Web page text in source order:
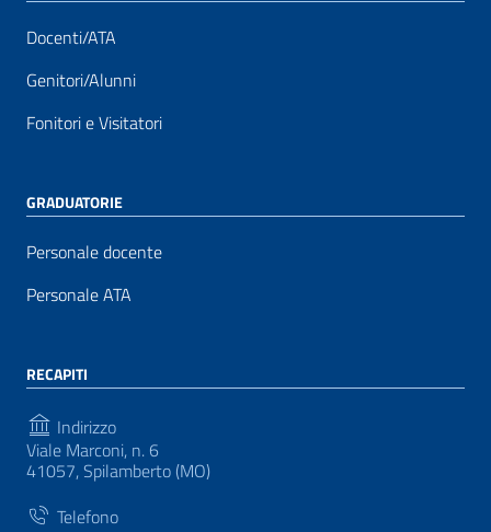
Docenti/ATA
Genitori/Alunni
Fonitori e Visitatori
GRADUATORIE
Personale docente
Personale ATA
RECAPITI
Indirizzo
Viale Marconi, n. 6
41057, Spilamberto (MO)
Telefono